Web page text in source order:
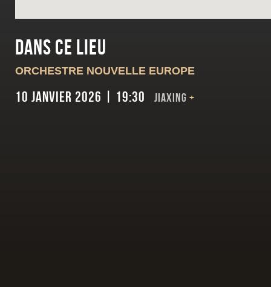
Dans ce lieu
ORCHESTRE NOUVELLE EUROPE
10 janvier 2026 | 19:30 JIAXING +